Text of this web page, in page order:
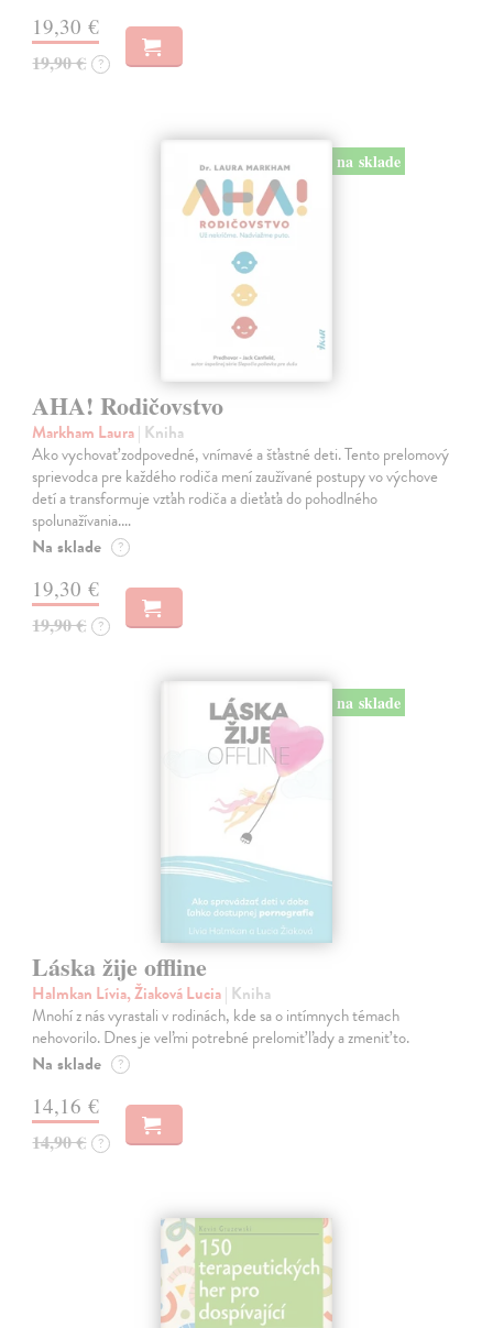
19,30 €
19,90 € ?
na sklade
AHA! Rodičovstvo
Markham Laura| Kniha
Ako vychovať zodpovedné, vnímavé a šťastné deti. Tento prelomový
sprievodca pre každého rodiča mení zaužívané postupy vo výchove
detí a transformuje vzťah rodiča a dieťaťa do pohodlného
spolunažívania.…
Na sklade ?
19,30 €
19,90 € ?
na sklade
Láska žije offline
Halmkan Lívia, Žiaková Lucia| Kniha
Mnohí z nás vyrastali v rodinách, kde sa o intímnych témach
nehovorilo. Dnes je veľmi potrebné prelomiť ľady a zmeniť to.
Na sklade ?
14,16 €
14,90 € ?